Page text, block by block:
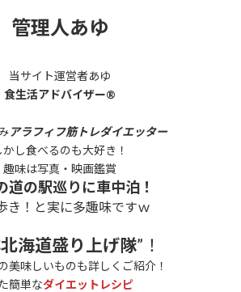
管理人あゆ
当サイト運営者あゆ
食生活アドバイザー®
アラフィフ筋トレダイエッター
かし食べるのも大好き！
趣味は写真・映画鑑賞
道の駅巡りに車中泊！
き！と実に多趣味ですｗ
海道盛り上げ隊”！
美味しいものも詳しくご紹介！
簡単なダイエットレシピ